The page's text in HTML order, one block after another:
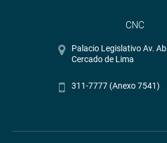
CNC
Palacio Legislativo Av.
Cercado de Lima
311-7777 (Anexo 7541)